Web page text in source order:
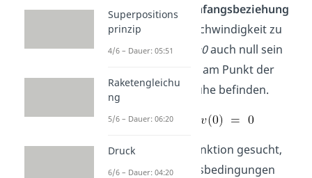
Für diezweite Anfangsbeziehung
gilt, dass die Geschwindigkeit zu
dem Zeitpunkt
t=0auch null sein
muss, da wir uns am Punkt der
Auslenkung in Ruhe befinden.
Nun wird eine Funktion gesucht,
die diese Anfangsbedingungen
Superpositions
prinzip
4/6 – Dauer: 05:51
Raketengleichu
ng
5/6 – Dauer: 06:20
Druck
6/6 – Dauer: 04:20